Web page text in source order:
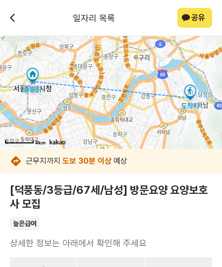
일자리 목록 공유
4km
4km
4km
4km
4km
4km
4km
4km
근무지까지 도보 30분 이상 예상
[덕풍동/3등급/67세/남성] 방문요양 요양보호
사 모집
높은급여
상세한 정보는 아래에서 확인해 주세요